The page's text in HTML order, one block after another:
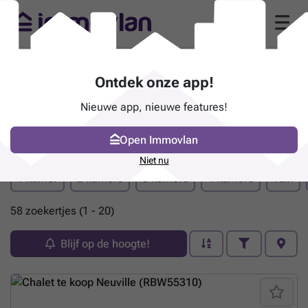
Pand te koop - Neuville
1 kamer 2 kamers 3 kamers 4 kamers Tuin
58 zoekertjes (1 - 20)
Blijf op de hoogte!
Ontdek onze app!
Nieuwe app, nieuwe features!
Open Immovlan
Niet nu